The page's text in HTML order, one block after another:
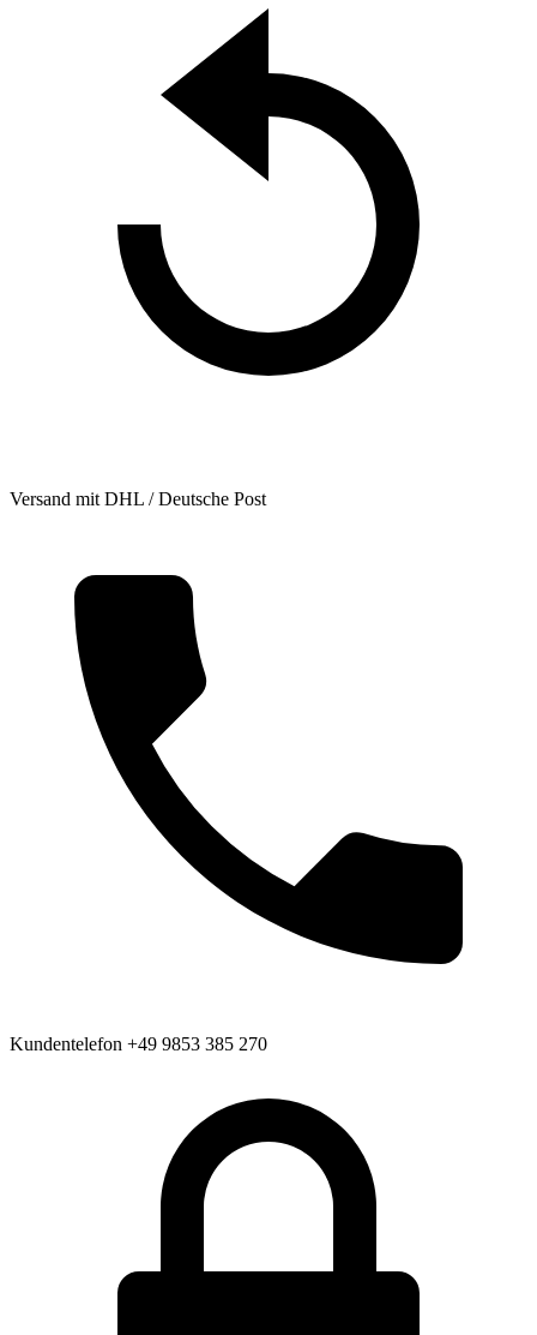
Versand mit DHL / Deutsche Post
Kundentelefon +49 9853 385 270